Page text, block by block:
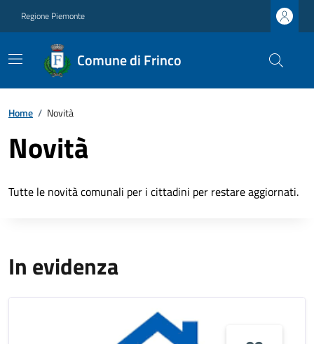
Regione Piemonte
Comune di Frinco
Home / Novità
Novità
Tutte le novità comunali per i cittadini per restare aggiornati.
In evidenza